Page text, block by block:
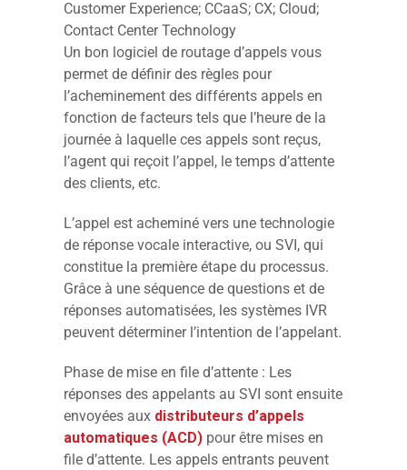
Un bon logiciel de routage d’appels vous
permet de définir des règles pour
l’acheminement des différents appels en
fonction de facteurs tels que l’heure de la
journée à laquelle ces appels sont reçus,
l’agent qui reçoit l’appel, le temps d’attente
des clients, etc.
L’appel est acheminé vers une technologie
de réponse vocale interactive, ou SVI, qui
constitue la première étape du processus.
Grâce à une séquence de questions et de
réponses automatisées, les systèmes IVR
peuvent déterminer l’intention de l’appelant.
Phase de mise en file d’attente : Les
réponses des appelants au SVI sont ensuite
envoyées aux distributeurs d’appels
automatiques (ACD) pour être mises en
file d’attente. Les appels entrants peuvent